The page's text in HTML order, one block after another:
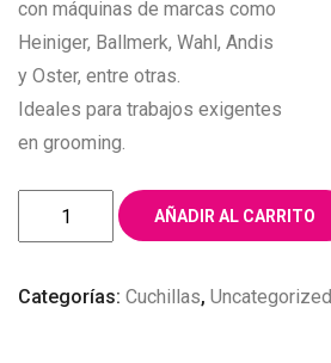
con máquinas de marcas como
Heiniger, Ballmerk, Wahl, Andis
y Oster, entre otras.
Ideales para trabajos exigentes
en grooming.
CUCHILLA
HEINIGER
cantidad
AÑADIR AL CARRITO
Categorías: Cuchillas, Uncategorized